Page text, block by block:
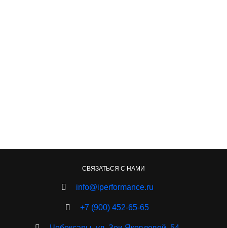
СВЯЗАТЬСЯ С НАМИ
info@iperformance.ru
+7 (900) 452-65-65